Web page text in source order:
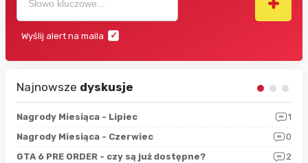
Wyślij alert na maila
Najnowsze dyskusje
Nagrody Miesiąca - Lipiec
1
Nagrody Miesiąca - Czerwiec
0
GTA 6 PRE ORDER - czy są już dostępne?
2